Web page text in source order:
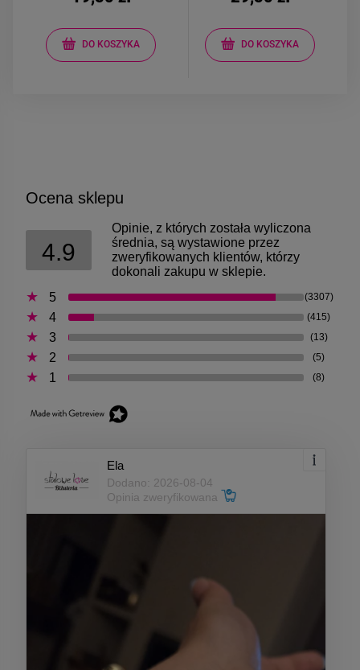
DO KOSZYKA DO KOSZYKA
Ocena sklepu
4.9
Opinie, z których została wyliczona
średnia, są wystawione przez
zweryfikowanych klientów, którzy
dokonali zakupu w sklepie.
5
(3307)
4 (415)
3 (13)
2 (5)
1 (8)
Ela
Dodano: 2026-08-04
Opinia zweryfikowana